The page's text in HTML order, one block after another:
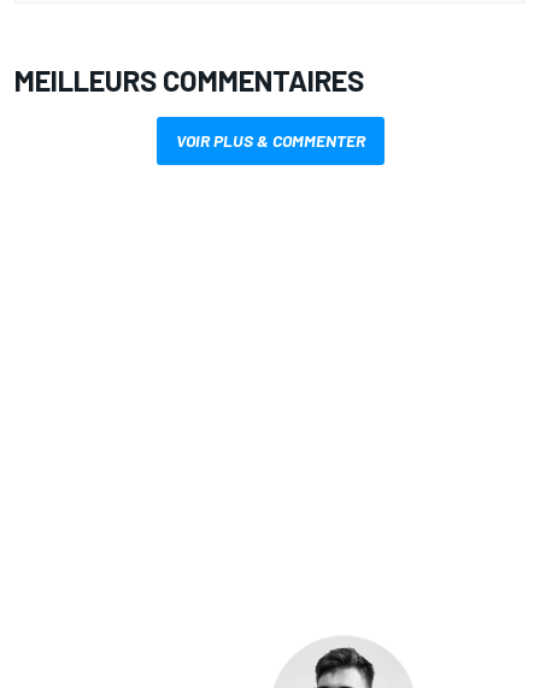
MEILLEURS COMMENTAIRES
VOIR PLUS & COMMENTER